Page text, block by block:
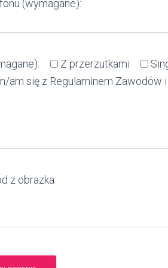
(wymagane):
Z przerzutkami
am się z Regulaminem Zawodów
z obrazka